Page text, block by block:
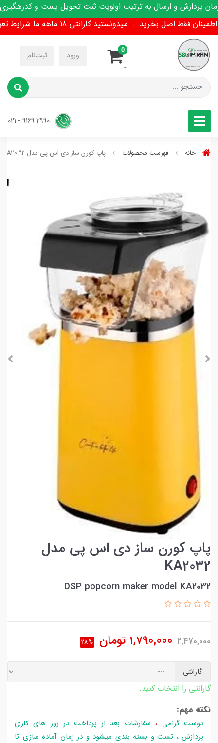
و ارسال به ترتیب اولویت ثبت تحویل پست و کدرهگیری
فقط اصل بخرید ... میدونستید گارانتی 18 ماهه ما شرایط تعویض هم داره !
ورود ثبت‌نام
-
-
0
خانه فهرست محصولات پاپ کورن ساز دی اس پی مدل KA2032
پاپ کورن ساز دی اس پی مدل
KA2032
DSP popcorn maker model KA2032
2,470,000
1,790,000 تومان 28%
گارانتی
گارانتی را انتخاب کنید.
نکته مهم:
دوست گرامی ،سفارشات بعد از پرداخت در روز های کاری
پردازش ، تست و بسته بندی میشود و در زمان آماده سازی تا